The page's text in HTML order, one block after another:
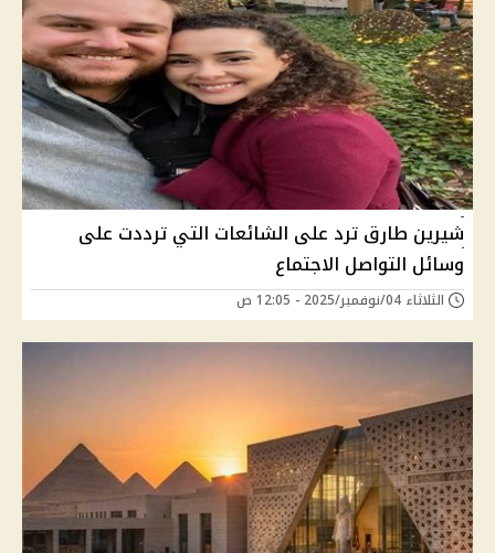
شيرين طارق ترد على الشائعات التي ترددت على
وسائل التواصل الاجتماع
الثلاثاء 04/نوفمبر/2025 - 12:05 ص